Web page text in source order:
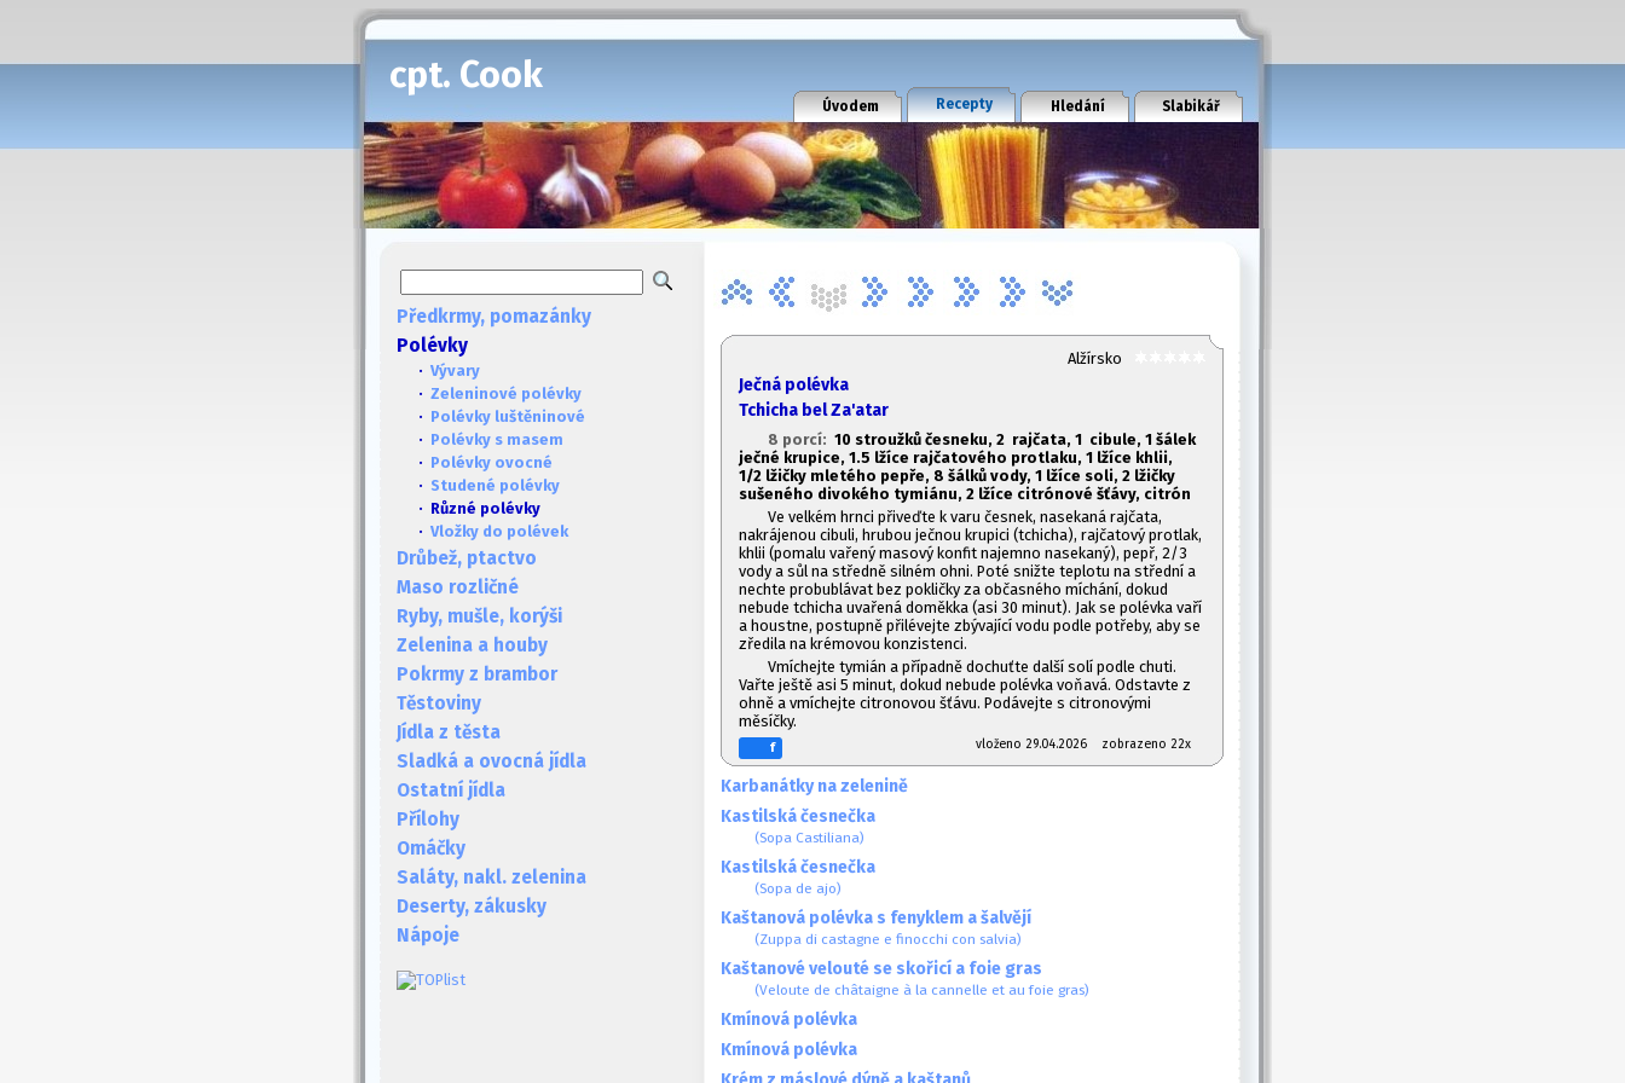
cpt. Cook
Úvodem Recepty Hledání Slabikář
Předkrmy, pomazánky
Polévky
· Vývary
· Zeleninové polévky
· Polévky luštěninové
· Polévky s masem
· Polévky ovocné
· Studené polévky
· Různé polévky
· Vložky do polévek
Drůbež, ptactvo
Maso rozličné
Ryby, mušle, korýši
Zelenina a houby
Pokrmy z brambor
Těstoviny
Jídla z těsta
Sladká a ovocná jídla
Ostatní jídla
Přílohy
Omáčky
Saláty, nakl. zelenina
Deserty, zákusky
Nápoje
Alžírsko
Ječná polévka
Tchicha bel Za'atar
8 porcí: 10 stroužků česneku, 2 rajčata, 1 cibule, 1 šálek
ječné krupice, 1.5 lžíce rajčatového protlaku, 1 lžíce khlii,
1/2 lžičky mletého pepře, 8 šálků vody, 1 lžíce soli, 2 lžičky
sušeného divokého tymiánu, 2 lžíce citrónové šťávy, citrón
Ve velkém hrnci přiveďte k varu česnek, nasekaná rajčata,
nakrájenou cibuli, hrubou ječnou krupici (tchicha), rajčatový protlak,
khlii (pomalu vařený masový konfit najemno nasekaný), pepř, 2/3
vody a sůl na středně silném ohni. Poté snižte teplotu na střední a
nechte probublávat bez pokličky za občasného míchání, dokud
nebude tchicha uvařená doměkka (asi 30 minut). Jak se polévka vaří
a houstne, postupně přilévejte zbývající vodu podle potřeby, aby se
zředila na krémovou konzistenci.
Vmíchejte tymián a případně dochuťte další solí podle chuti.
Vařte ještě asi 5 minut, dokud nebude polévka voňavá. Odstavte z
ohně a vmíchejte citronovou šťávu. Podávejte s citronovými
měsíčky.
f vloženo 29.04.2026 zobrazeno 22x
Karbanátky na zelenině
Kastilská česnečka
(Sopa Castiliana)
Kastilská česnečka
(Sopa de ajo)
Kaštanová polévka s fenyklem a šalvějí
(Zuppa di castagne e finocchi con salvia)
Kaštanové velouté se skořicí a foie gras
(Veloute de châtaigne à la cannelle et au foie gras)
Kmínová polévka
Kmínová polévka